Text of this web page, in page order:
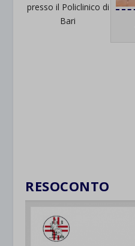
presso il Policlinico di
Bari
RESOCONTO